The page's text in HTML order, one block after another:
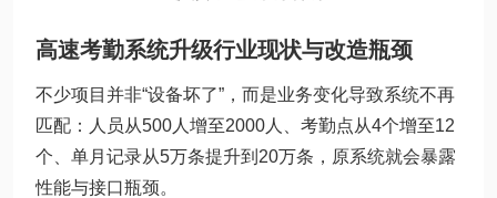
高速考勤系统升级行业现状与改造瓶颈
不少项目并非“设备坏了”，而是业务变化导致系统不再
匹配：人员从500人增至2000人、考勤点从4个增至12
个、单月记录从5万条提升到20万条，原系统就会暴露
性能与接口瓶颈。